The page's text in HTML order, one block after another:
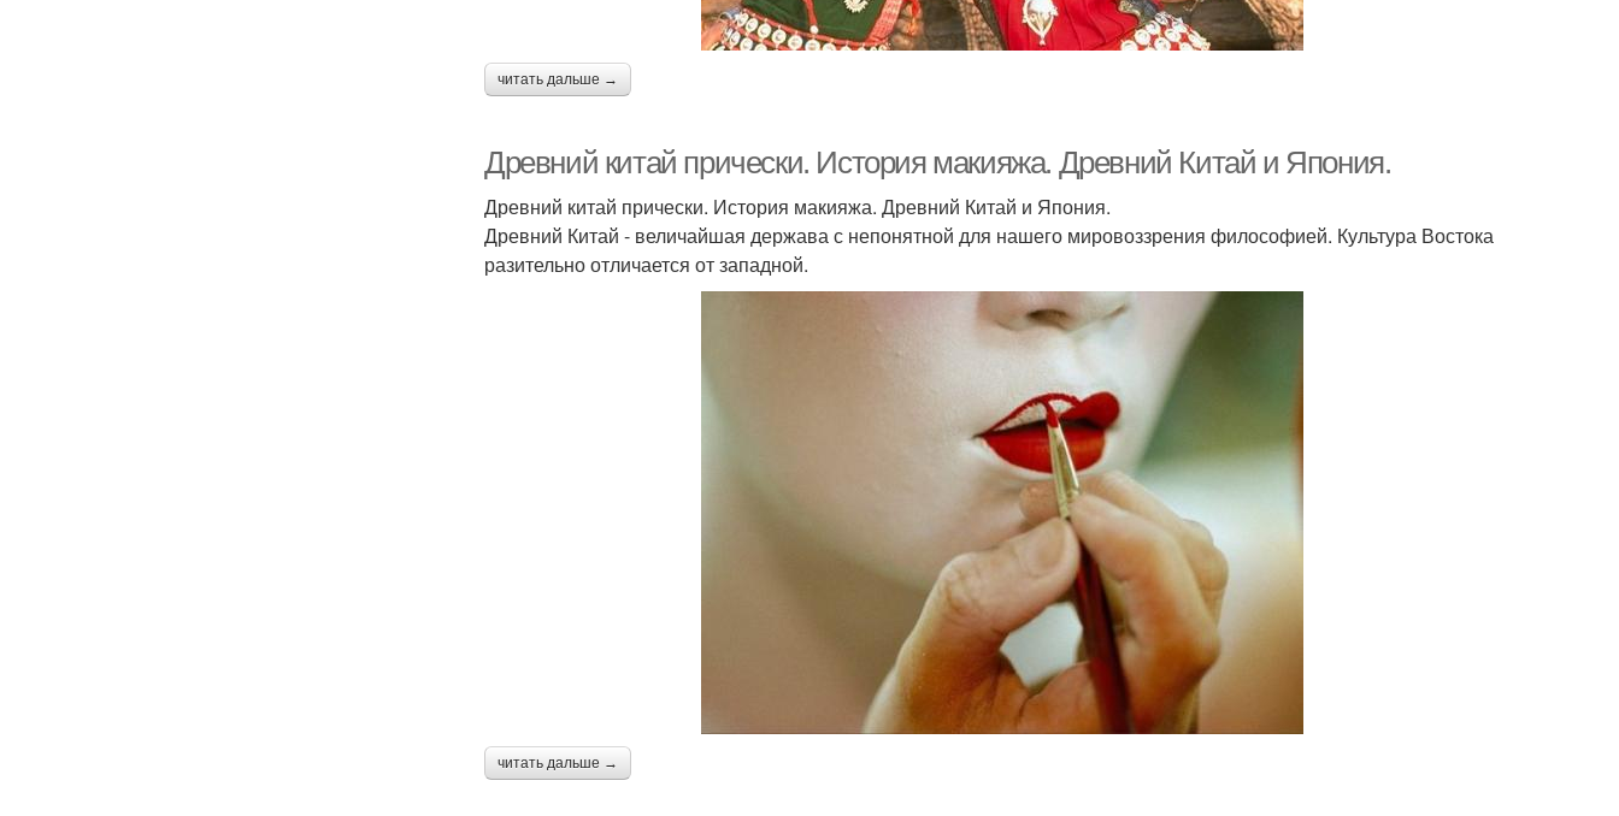
читать дальше →
Древний китай прически. История макияжа. Древний Китай и Япония.
Древний китай прически. История макияжа. Древний Китай и Япония.
Древний Китай - величайшая держава с непонятной для нашего мировоззрения философией. Культура Востока
разительно отличается от западной.
читать дальше →